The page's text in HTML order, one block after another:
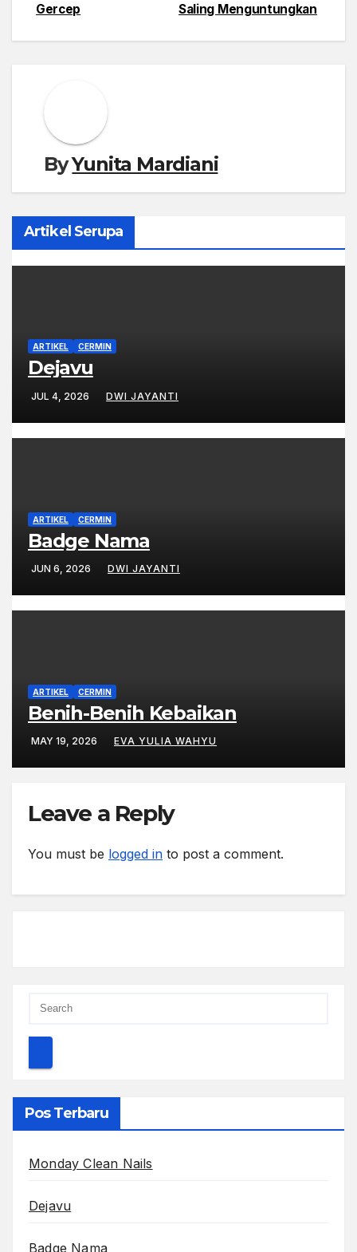
Saling Menguntungkan
Gercep
ByYunita Mardiani
Artikel Serupa
ARTIKEL CERMIN
Dejavu
JUL 4, 2026 DWI JAYANTI
ARTIKEL CERMIN
Badge Nama
JUN 6, 2026 DWI JAYANTI
ARTIKEL CERMIN
Benih-Benih Kebaikan
MAY 19, 2026 EVA YULIA WAHYU
Leave a Reply
You must be logged in to post a comment.
Pos Terbaru
Monday Clean Nails
Dejavu
Badge Nama